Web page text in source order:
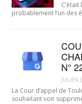
probablement l’un des
N°
JULIEN
La Cour d’appel de
souhaitant voir